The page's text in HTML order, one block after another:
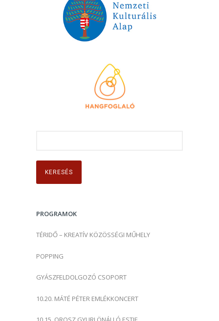
r
s
:PROGRAMOK
TÉRIDŐ – KREATÍV KÖZÖSSÉGI MŰHELY
POPPING
GYÁSZFELDOLGOZÓ CSOPORT
10.20. MÁTÉ PÉTER EMLÉKKONCERT